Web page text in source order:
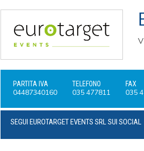
PARTITA IVA
04487340160
TELEFONO
035 477811
FAX
035
SEGUI EUROTARGET EVENTS SRL SUI SOCIAL